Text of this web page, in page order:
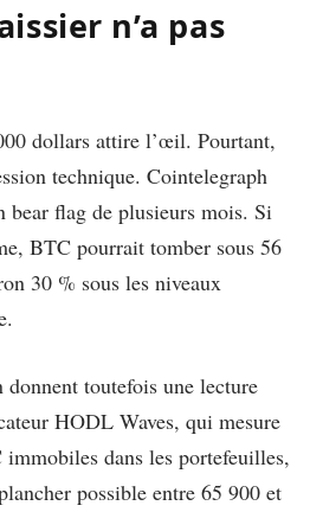
n’a pas
dollars attire l’œil. Pourtant,
technique. Cointelegraph
bear flag de plusieurs mois. Si
BTC pourrait tomber sous 56
30 % sous les niveaux
donnent toutefois une lecture
HODL Waves, qui mesure
immobiles dans les portefeuilles,
possible entre 65 900 et